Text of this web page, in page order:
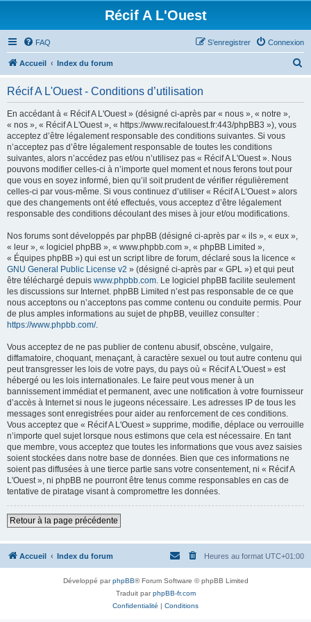
Récif A L'Ouest
FAQ Connexion
S’enregistrer
Accueil Index du forum
Récif A L'Ouest - Conditions d’utilisation
En accédant à « Récif A L'Ouest » (désigné ci-après par « nous », « notre »,
« nos », « Récif A L'Ouest », « https://www.recifalouest.fr:443/phpBB3 »), vous
acceptez d’être légalement responsable des conditions suivantes. Si vous
n’acceptez pas d’être légalement responsable de toutes les conditions
suivantes, alors n’accédez pas et/ou n’utilisez pas « Récif A L'Ouest ». Nous
pouvons modifier celles-ci à n’importe quel moment et nous ferons tout pour
que vous en soyez informé, bien qu’il soit prudent de vérifier régulièrement
celles-ci par vous-même. Si vous continuez d’utiliser « Récif A L'Ouest » alors
que des changements ont été effectués, vous acceptez d’être légalement
responsable des conditions découlant des mises à jour et/ou modifications.
Nos forums sont développés par phpBB (désigné ci-après par « ils », « eux »,
« leur », « logiciel phpBB », « www.phpbb.com », « phpBB Limited »,
« Équipes phpBB ») qui est un script libre de forum, déclaré sous la licence «
GNU General Public License v2 » (désigné ci-après par « GPL ») et qui peut
être téléchargé depuis www.phpbb.com. Le logiciel phpBB facilite seulement
les discussions sur Internet. phpBB Limited n’est pas responsable de ce que
nous acceptons ou n’acceptons pas comme contenu ou conduite permis. Pour
de plus amples informations au sujet de phpBB, veuillez consulter :
https://www.phpbb.com/.
Vous acceptez de ne pas publier de contenu abusif, obscène, vulgaire,
diffamatoire, choquant, menaçant, à caractère sexuel ou tout autre contenu qui
peut transgresser les lois de votre pays, du pays où « Récif A L'Ouest » est
hébergé ou les lois internationales. Le faire peut vous mener à un
bannissement immédiat et permanent, avec une notification à votre fournisseur
d’accès à Internet si nous le jugeons nécessaire. Les adresses IP de tous les
messages sont enregistrées pour aider au renforcement de ces conditions.
Vous acceptez que « Récif A L'Ouest » supprime, modifie, déplace ou verrouille
n’importe quel sujet lorsque nous estimons que cela est nécessaire. En tant
que membre, vous acceptez que toutes les informations que vous avez saisies
soient stockées dans notre base de données. Bien que ces informations ne
soient pas diffusées à une tierce partie sans votre consentement, ni « Récif A
L'Ouest », ni phpBB ne pourront être tenus comme responsables en cas de
tentative de piratage visant à compromettre les données.
Retour à la page précédente
Accueil Index du forum Heures au format UTC+01:00
Développé parphpBB® Forum Software © phpBB Limited
Traduit parphpBB-fr.com
Confidentialité | Conditions